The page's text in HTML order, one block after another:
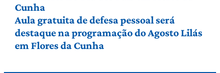
Cunha
Aula gratuita de defesa pessoal será
destaque na programação do Agosto Lilás
em Flores da Cunha